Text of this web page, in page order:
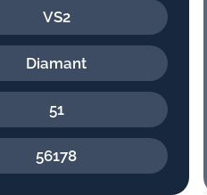
VS2
Diamant
51
56178